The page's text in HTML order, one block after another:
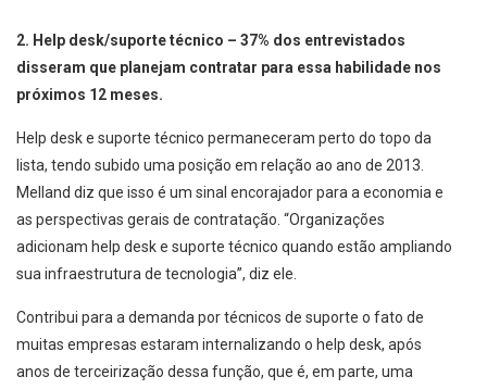
2. Help desk/suporte técnico – 37% dos entrevistados
disseram que planejam contratar para essa habilidade nos
próximos 12 meses.
Help desk e suporte técnico permaneceram perto do topo da
lista, tendo subido uma posição em relação ao ano de 2013.
Melland diz que isso é um sinal encorajador para a economia e
as perspectivas gerais de contratação. “Organizações
adicionam help desk e suporte técnico quando estão ampliando
sua infraestrutura de tecnologia”, diz ele.
Contribui para a demanda por técnicos de suporte o fato de
muitas empresas estaram internalizando o help desk, após
anos de terceirização dessa função, que é, em parte, uma